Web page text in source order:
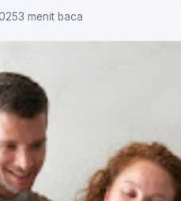
3 menit baca